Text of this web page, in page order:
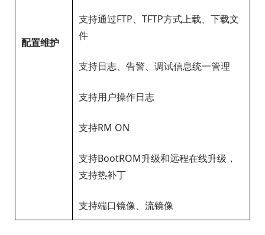
配置维护
支持通过FTP、TFTP方式上载、下载文
件
支持日志、告警、调试信息统一管理
支持用户操作日志
支持RM ON
支持BootROM升级和远程在线升级，
支持热补丁
支持端口镜像、流镜像